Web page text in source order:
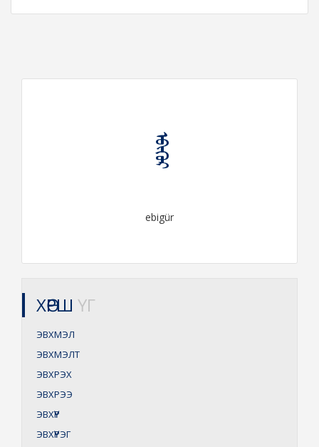
ᠡᠪᠢᠭᠦᠷ
ebigür
ХӨРШ ҮГ
ЭВХМЭЛ
ЭВХМЭЛТ
ЭВХРЭХ
ЭВХРЭЭ
ЭВХҮҮР
ЭВХҮҮРЭГ